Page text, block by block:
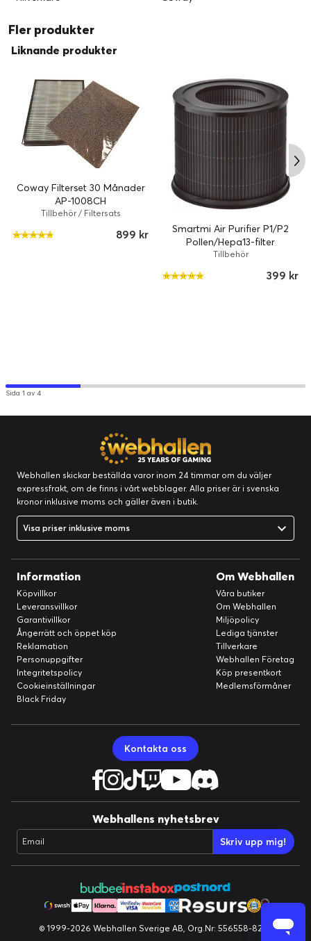
Fler produkter
Liknande produkter
Coway Filterset 30 Månader
AP-1008CH
Tillbehör / Filtersats
899 kr
Smartmi Air Purifier P1/P2
Pollen/Hepa13-filter
Tillbehör
399 kr
Sida 1 av 4
Webhallen skickar beställda varor inom 24 timmar om du väljer
expressfrakt, om de finns i vårt webblager. Alla priser är i svenska
kronor inklusive moms och gäller även i butik.
Visa priser inklusive moms
Information
Köpvillkor
Leveransvillkor
Garantivillkor
Ångerrätt och öppet köp
Reklamation
Personuppgifter
Integritetspolicy
Cookieinställningar
Black Friday
Om Webhallen
Våra butiker
Om Webhallen
Miljöpolicy
Lediga tjänster
Tillverkare
Webhallen Företag
Köp presentkort
Medlemsförmåner
Kontakta oss
Webhallens nyhetsbrev
Email Skriv upp mig!
© 1999-2026 Webhallen Sverige AB, Org.Nr: 556558-8224